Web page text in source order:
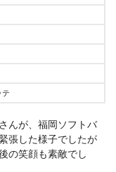
テ
んが、福岡ソフトバ
張した様子でしたが
の笑顔も素敵でし